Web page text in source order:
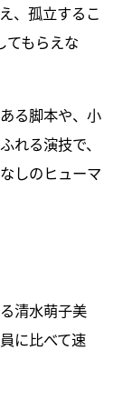
、孤立するこ
てもらえな
る脚本や、小
れる演技で、
しのヒューマ
清水萌子美
に比べて速